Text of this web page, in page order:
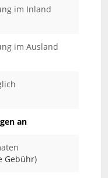
im Inland
im Ausland
an
Gebühr)